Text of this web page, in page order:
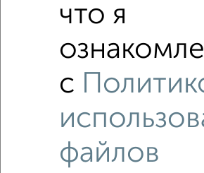
Коттеджи недалеко от 3-й Полетный
что я
с
файлов